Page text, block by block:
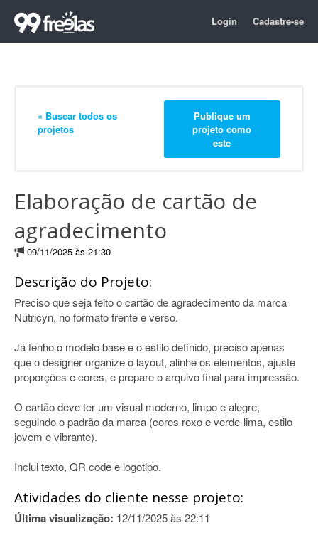
Login Cadastre-se
« Buscar todos os
projetos
Publique um
projeto como
este
Elaboração de cartão de
agradecimento
09/11/2025 às 21:30
Descrição do Projeto:
Preciso que seja feito o cartão de agradecimento da marca
Nutricyn, no formato frente e verso.
Já tenho o modelo base e o estilo definido, preciso apenas
que o designer organize o layout, alinhe os elementos, ajuste
proporções e cores, e prepare o arquivo final para impressão.
O cartão deve ter um visual moderno, limpo e alegre,
seguindo o padrão da marca (cores roxo e verde-lima, estilo
jovem e vibrante).
Inclui texto, QR code e logotipo.
Atividades do cliente nesse projeto:
Última visualização: 12/11/2025 às 22:11